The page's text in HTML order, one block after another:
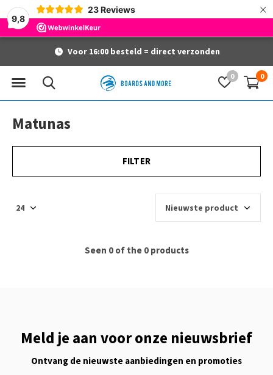
9,8
23 Reviews ×
0 0
Voor 16:00 besteld = direct verzonden
Matunas
FILTER
Seen 0 of the 0 products
Meld je aan voor onze nieuwsbrief
Ontvang de nieuwste aanbiedingen en promoties